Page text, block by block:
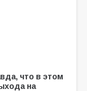
что в этом
на